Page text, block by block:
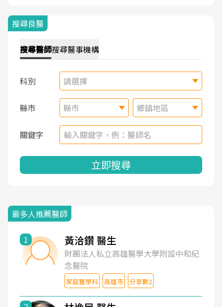
搜尋良醫
搜尋醫師搜尋醫事機構
科別 請選擇
縣市 縣市 鄉鎮地區
關鍵字
立即搜尋
最多人推薦醫師
1 黃洽鑽 醫生
財團法人私立高雄醫學大學附設中和紀
念醫院
家庭醫學科 高雄市 分享數2